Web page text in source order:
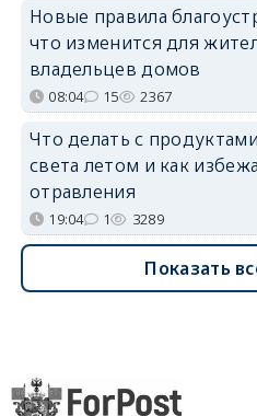
Новые правила
что изменится для
владельцев домов
08:04 15 2367
Что делать с
света летом и как
отравления
19:04 1 3289
Показать